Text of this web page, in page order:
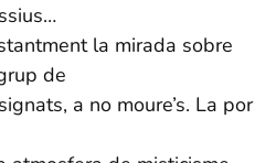
la mirada sobre
de
a no moure’s. La por